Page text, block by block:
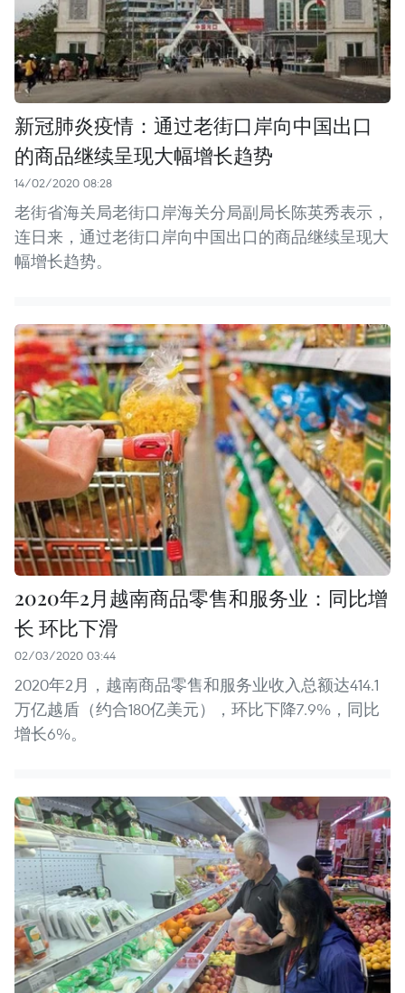
新冠肺炎疫情：通过老街口岸向中国出口
的商品继续呈现大幅增长趋势
14/02/2020 08:28
老街省海关局老街口岸海关分局副局长陈英秀表示，
连日来，通过老街口岸向中国出口的商品继续呈现大
幅增长趋势。
2020年2月越南商品零售和服务业：同比增
长 环比下滑
02/03/2020 03:44
2020年2月，越南商品零售和服务业收入总额达414.1
万亿越盾（约合180亿美元），环比下降7.9%，同比
增长6%。